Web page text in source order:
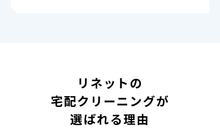
リネットの
宅配クリーニングが
選ばれる理由